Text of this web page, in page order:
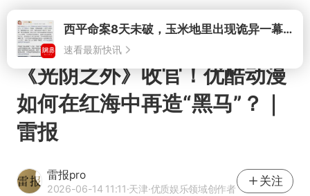
打开
《光阴之外》收官！优酷动漫
如何在红海中再造“黑马”？｜
雷报
雷报pro
2026-06-14 11:11·天津·优质娱乐领域创作者
关注